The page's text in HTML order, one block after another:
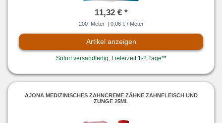
11,32 € *
200 Meter | 0,06 € / Meter
Artikel anzeigen
Sofort versandfertig, Lieferzeit 1-2 Tage**
AJONA MEDIZINISCHES ZAHNCREME ZÄHNE ZAHNFLEISCH UND
ZUNGE 25ML